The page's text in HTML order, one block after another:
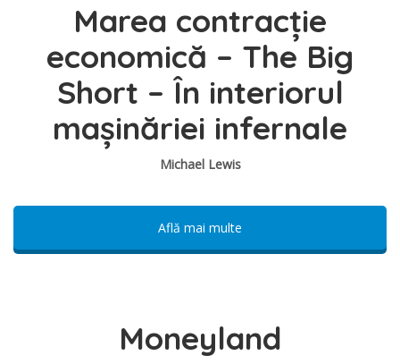
Marea contracție
economică – The Big
Short – În interiorul
mașinăriei infernale
Michael Lewis
Află mai multe
Moneyland